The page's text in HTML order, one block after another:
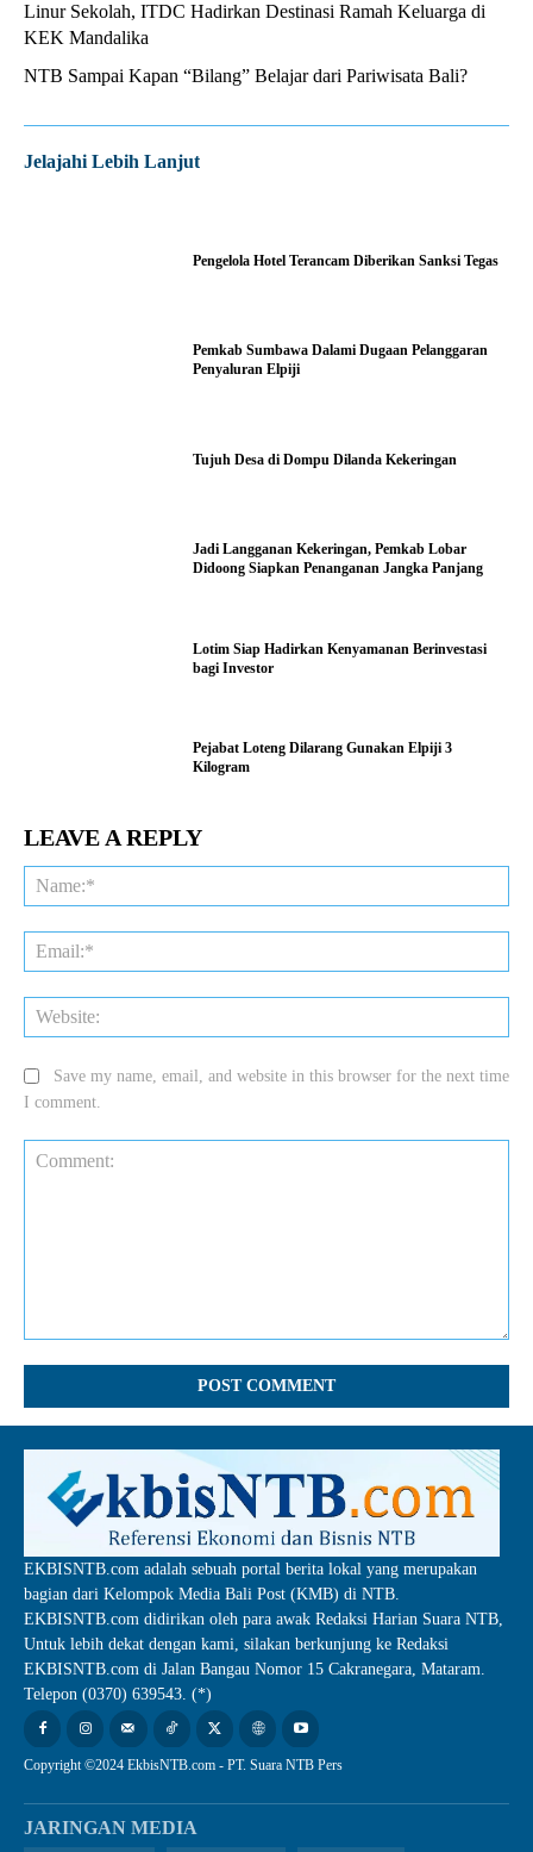
Linur Sekolah, ITDC Hadirkan Destinasi Ramah Keluarga di
KEK Mandalika
NTB Sampai Kapan “Bilang” Belajar dari Pariwisata Bali?
Jelajahi Lebih Lanjut
Pengelola Hotel Terancam Diberikan Sanksi Tegas
Pemkab Sumbawa Dalami Dugaan Pelanggaran
Penyaluran Elpiji
Tujuh Desa di Dompu Dilanda Kekeringan
Jadi Langganan Kekeringan, Pemkab Lobar
Didoong Siapkan Penanganan Jangka Panjang
Lotim Siap Hadirkan Kenyamanan Berinvestasi
bagi Investor
Pejabat Loteng Dilarang Gunakan Elpiji 3
Kilogram
LEAVE A REPLY
Save my name, email, and website in this browser for the next time
I comment.
EKBISNTB.com adalah sebuah portal berita lokal yang merupakan
bagian dari Kelompok Media Bali Post (KMB) di NTB.
EKBISNTB.com didirikan oleh para awak Redaksi Harian Suara NTB,
Untuk lebih dekat dengan kami, silakan berkunjung ke Redaksi
EKBISNTB.com di Jalan Bangau Nomor 15 Cakranegara, Mataram.
Telepon (0370) 639543. (*)
Copyright ©2024 EkbisNTB.com - PT. Suara NTB Pers
JARINGAN MEDIA